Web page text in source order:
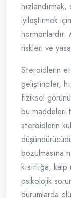
hızlandırmak,
iyileştirmek
hormonlardır.
riskleri ve
Steroidlerin
geliştiriciler,
fiziksel
bu maddeleri
steroidlerin
bozulmasına
kısırlığa,
psikolojik
durumlarda